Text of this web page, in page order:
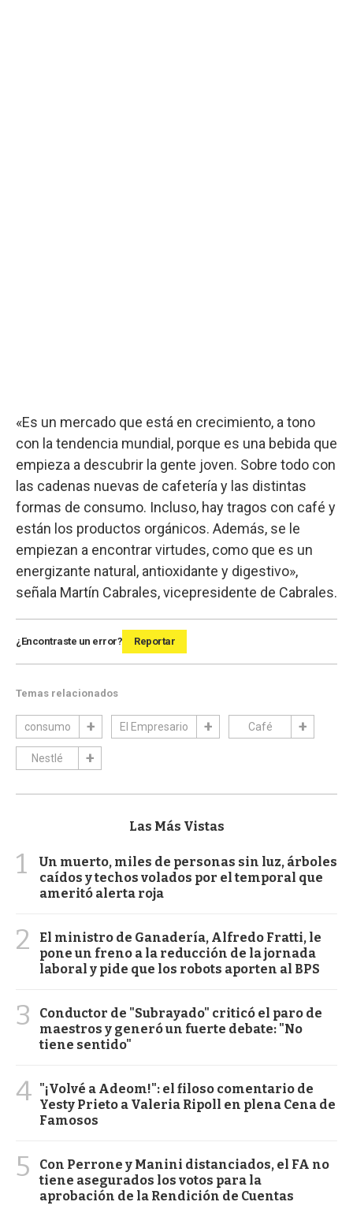
«Es un mercado que está en crecimiento, a tono
con la tendencia mundial, porque es una bebida que
empieza a descubrir la gente joven. Sobre todo con
las cadenas nuevas de cafetería y las distintas
formas de consumo. Incluso, hay tragos con café y
están los productos orgánicos. Además, se le
empiezan a encontrar virtudes, como que es un
energizante natural, antioxidante y digestivo»,
señala Martín Cabrales, vicepresidente de Cabrales.
¿Encontraste un error? Reportar
Temas relacionados
consumo El Empresario Café
Nestlé
Las Más Vistas
1
Un muerto, miles de personas sin luz, árboles
caídos y techos volados por el temporal que
ameritó alerta roja
2
El ministro de Ganadería, Alfredo Fratti, le
pone un freno a la reducción de la jornada
laboral y pide que los robots aporten al BPS
3
Conductor de "Subrayado" criticó el paro de
maestros y generó un fuerte debate: "No
tiene sentido"
4 "¡Volvé a Adeom!": el filoso comentario de
Yesty Prieto a Valeria Ripoll en plena Cena de
Famosos
5
Con Perrone y Manini distanciados, el FA no
tiene asegurados los votos para la
aprobación de la Rendición de Cuentas